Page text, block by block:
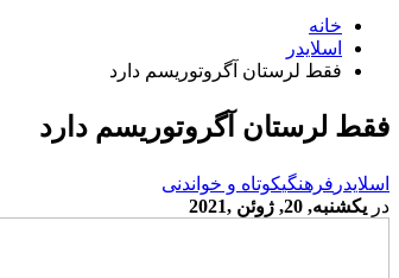
خانه
اسلایدر
فقط لرستان آگروتوریسم دارد
فقط لرستان آگروتوریسم دارد
اسلایدر فرهنگیکوتاه و خواندنی
در یکشنبه, 20, ژوئن ,2021